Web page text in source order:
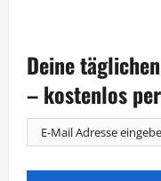
Deine
– kostenlos